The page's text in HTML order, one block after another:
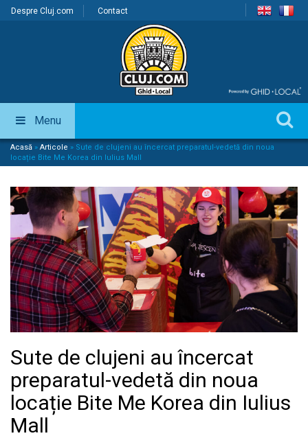
Despre Cluj.com Contact
Menu
Acasă » Articole » Sute de clujeni au încercat preparatul-vedetă din noua
locație Bite Me Korea din Iulius Mall
Sute de clujeni au încercat
preparatul-vedetă din noua
locație Bite Me Korea din Iulius
Mall